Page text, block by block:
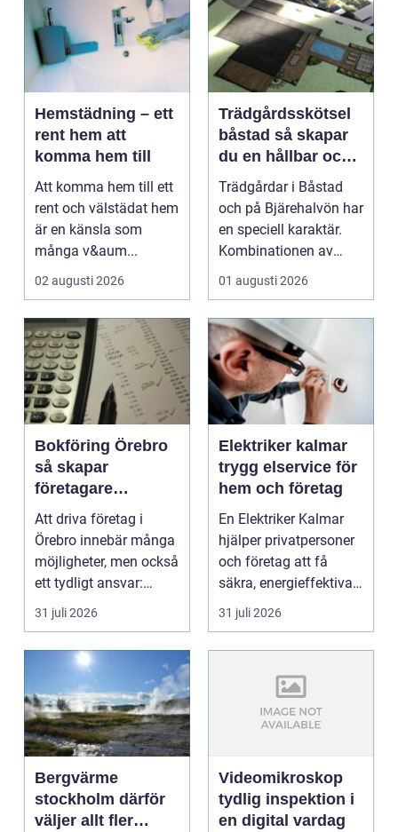
Hemstädning – ett
rent hem att
komma hem till
Att komma hem till ett
rent och välstädat hem
är en känsla som
många v&aum...
02 augusti 2026
Trädgårdsskötsel
båstad så skapar
du en hållbar och
vacker trädgård på
bjäre
Trädgårdar i Båstad
och på Bjärehalvön har
en speciell karaktär.
Kombinationen av
närheten till have...
01 augusti 2026
Bokföring Örebro
så skapar
företagare
tryggare ekonomi
Att driva företag i
Örebro innebär många
möjligheter, men också
ett tydligt ansvar:
ekonomin måste v...
31 juli 2026
Elektriker kalmar
trygg elservice för
hem och företag
En Elektriker Kalmar
hjälper privatpersoner
och företag att få
säkra, energieffektiva
och framtidssä...
31 juli 2026
Bergvärme
stockholm därför
väljer allt fler
Videomikroskop
tydlig inspektion i
en digital vardag